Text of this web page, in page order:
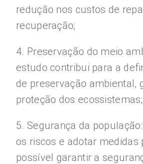
redução nos custos de
recuperação;
4. Preservação do meio
estudo contribui para a
de preservação ambiental,
proteção dos ecossistemas;
5. Segurança da
os riscos e adotar medidas
possível garantir a